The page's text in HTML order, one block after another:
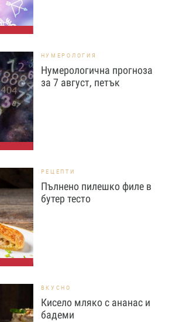
НУМЕРОЛОГИЯ
Нумерологична прогноза
за 7 август, петък
РЕЦЕПТИ
Пълнено пилешко филе в
бутер тесто
ВКУСНО
Кисело мляко с ананас и
бадеми